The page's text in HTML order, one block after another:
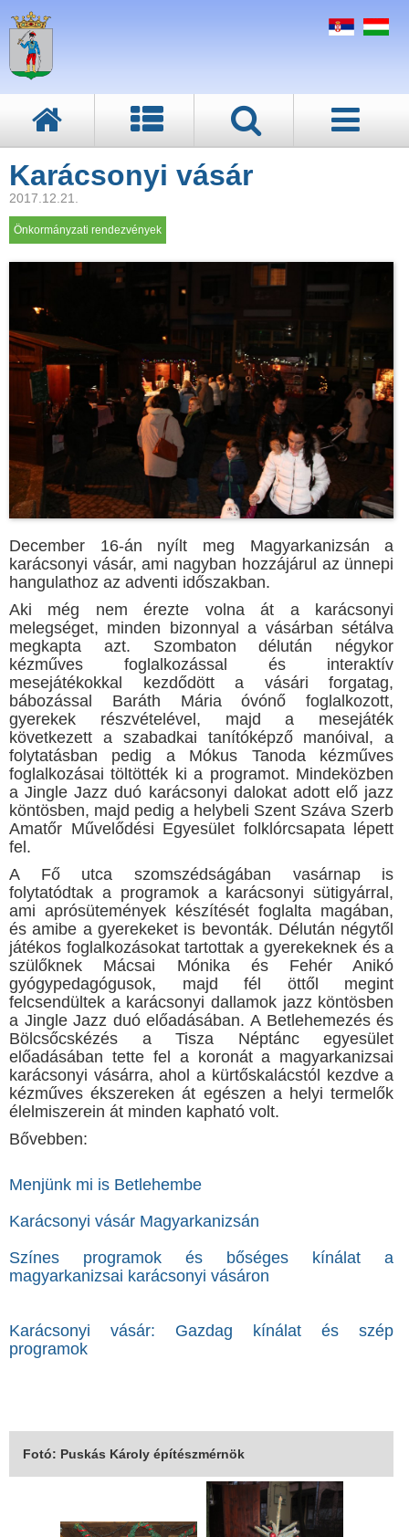
Karácsonyi vásár
2017.12.21.
Önkormányzati rendezvények
December 16-án nyílt meg Magyarkanizsán a
karácsonyi vásár, ami nagyban hozzájárul az ünnepi
hangulathoz az adventi időszakban.
Aki még nem érezte volna át a karácsonyi
melegséget, minden bizonnyal a vásárban sétálva
megkapta azt. Szombaton délután négykor
kézműves foglalkozással és interaktív
mesejátékokkal kezdődött a vásári forgatag,
bábozással Baráth Mária óvónő foglalkozott,
gyerekek részvételével, majd a mesejáték
következett a szabadkai tanítóképző manóival, a
folytatásban pedig a Mókus Tanoda kézműves
foglalkozásai töltötték ki a programot. Mindeközben
a Jingle Jazz duó karácsonyi dalokat adott elő jazz
köntösben, majd pedig a helybeli Szent Száva Szerb
Amatőr Művelődési Egyesület folklórcsapata lépett
fel.
A Fő utca szomszédságában vasárnap is
folytatódtak a programok a karácsonyi sütigyárral,
ami aprósütemények készítését foglalta magában,
és amibe a gyerekeket is bevonták. Délután négytől
játékos foglalkozásokat tartottak a gyerekeknek és a
szülőknek Mácsai Mónika és Fehér Anikó
gyógypedagógusok, majd fél öttől megint
felcsendültek a karácsonyi dallamok jazz köntösben
a Jingle Jazz duó előadásában. A Betlehemezés és
Bölcsőcskézés a Tisza Néptánc egyesület
előadásában tette fel a koronát a magyarkanizsai
karácsonyi vásárra, ahol a kürtőskalácstól kezdve a
kézműves ékszereken át egészen a helyi termelők
élelmiszerein át minden kapható volt.
Bővebben:
Menjünk mi is Betlehembe
Karácsonyi vásár Magyarkanizsán
Színes programok és bőséges kínálat a
magyarkanizsai karácsonyi vásáron
Karácsonyi vásár: Gazdag kínálat és szép
programok
Fotó: Puskás Károly építészmérnök